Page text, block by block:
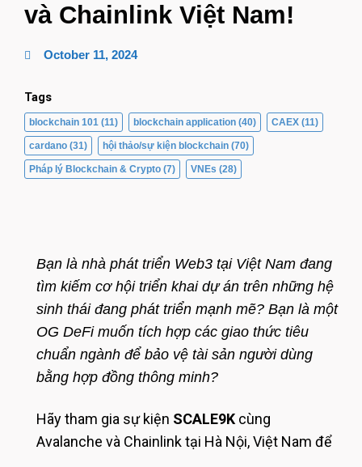
và Chainlink Việt Nam!
October 11, 2024
Tags
blockchain 101 (11) blockchain application (40) CAEX (11)
cardano (31) hội thảo/sự kiện blockchain (70)
Pháp lý Blockchain & Crypto (7) VNEs (28)
Bạn là nhà phát triển Web3 tại Việt Nam đang
tìm kiếm cơ hội triển khai dự án trên những hệ
sinh thái đang phát triển mạnh mẽ? Bạn là một
OG DeFi muốn tích hợp các giao thức tiêu
chuẩn ngành để bảo vệ tài sản người dùng
bằng hợp đồng thông minh?
​Hãy tham gia sự kiện SCALE9K cùng
Avalanche và Chainlink tại Hà Nội, Việt Nam để